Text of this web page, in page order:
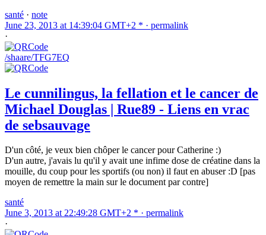
santé · note
June 23, 2013 at 14:39:04 GMT+2 * · permalink
·
/shaare/TFG7EQ
Le cunnilingus, la fellation et le cancer de
Michael Douglas | Rue89 - Liens en vrac
de sebsauvage
D'un côté, je veux bien chôper le cancer pour Catherine :)
D'un autre, j'avais lu qu'il y avait une infime dose de créatine dans la
mouille, du coup pour les sportifs (ou non) il faut en abuser :D [pas
moyen de remettre la main sur le document par contre]
santé
June 3, 2013 at 22:49:28 GMT+2 * · permalink
·